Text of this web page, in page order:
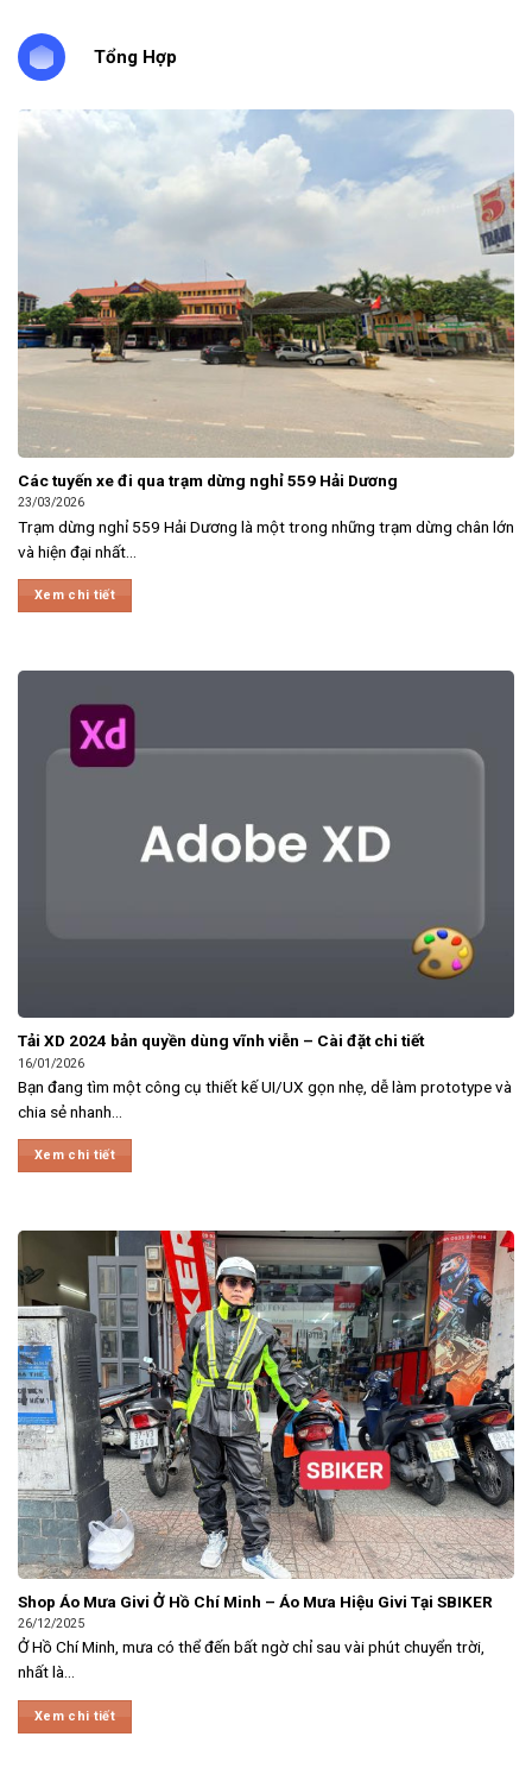
Tổng Hợp
Các tuyến xe đi qua trạm dừng nghỉ 559 Hải Dương
23/03/2026
Trạm dừng nghỉ 559 Hải Dương là một trong những trạm dừng chân lớn
và hiện đại nhất...
Xem chi tiết
Tải XD 2024 bản quyền dùng vĩnh viễn – Cài đặt chi tiết
16/01/2026
Bạn đang tìm một công cụ thiết kế UI/UX gọn nhẹ, dễ làm prototype và
chia sẻ nhanh...
Xem chi tiết
Shop Áo Mưa Givi Ở Hồ Chí Minh – Áo Mưa Hiệu Givi Tại SBIKER
26/12/2025
Ở Hồ Chí Minh, mưa có thể đến bất ngờ chỉ sau vài phút chuyển trời,
nhất là...
Xem chi tiết